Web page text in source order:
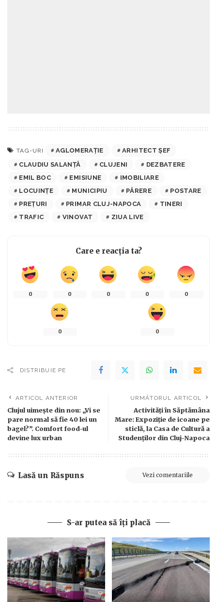
TAG-URI AGLOMERAȚIE
ARHITECT ȘEF
CLAUDIU SALANȚĂ
CLUJENI
DEZBATERE
EMIL BOC
EMISIUNE
IMOBILIARE
LOCUINȚE
MUNICIPIU PĂRERE
POSTARE
PREȚURI
PRIMAR CLUJ-NAPOCA
TINERI
TRAFIC
VINOVAT ZIUA LIVE
Care e reacția ta?
0 0 0 0 0
0 0
DISTRIBUIE PE
ARTICOL ANTERIOR
Clujul uimește din nou: „Vi se
pare normal să fie 40 lei un
bagel?”. Comfort food-ul
devine lux urban
URMĂTORUL ARTICOL
Activități în Săptămâna
Mare: Expoziție de icoane pe
sticlă, la Casa de Cultură a
Studenților din Cluj-Napoca
Lasă un Răspuns Vezi comentariile
S-ar putea să îți placă